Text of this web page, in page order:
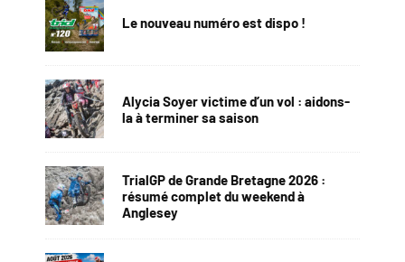
Le nouveau numéro est dispo !
Alycia Soyer victime d’un vol : aidons-
la à terminer sa saison
TrialGP de Grande Bretagne 2026 :
résumé complet du weekend à
Anglesey